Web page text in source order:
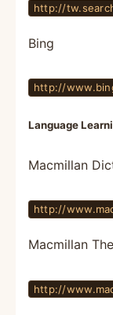
http://
Bing
http://
Language
Macmillan
http://
Macmillan
http://